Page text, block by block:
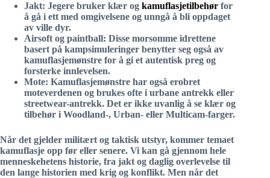
Jakt: Jegere bruker klær og kamuflasjetilbehør for
å gå i ett med omgivelsene og unngå å bli oppdaget
av ville dyr.
Airsoft og paintball: Disse morsomme idrettene
basert på kampsimuleringer benytter seg også av
kamuflasjemønstre for å gi et autentisk preg og
forsterke innlevelsen.
Mote: Kamuflasjemønstre har også erobret
moteverdenen og brukes ofte i urbane antrekk eller
streetwear-antrekk. Det er ikke uvanlig å se klær og
tilbehør i Woodland-, Urban- eller Multicam-farger.
Når det gjelder militært og taktisk utstyr, kommer temaet
kamuflasje opp før eller senere. Vi kan gå gjennom hele
menneskehetens historie, fra jakt og daglig overlevelse til
den lange historien med krig og konflikt. Men når det